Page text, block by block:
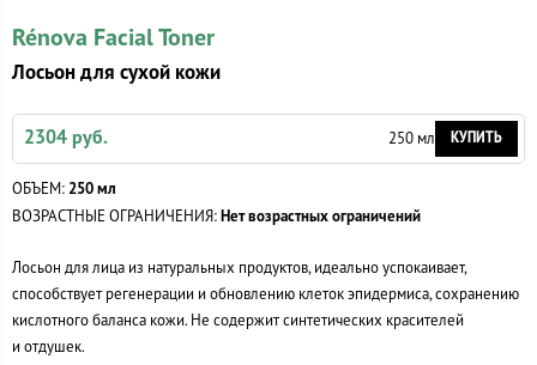
Rénova Facial Toner
Лосьон для сухой кожи
2304 руб. 250 мл КУПИТЬ
ОБЪЕМ: 250 мл
ВОЗРАСТНЫЕ ОГРАНИЧЕНИЯ: Нет возрастных ограничений
Лосьон для лица из натуральных продуктов, идеально успокаивает,
способствует регенерации и обновлению клеток эпидермиса, сохранению
кислотного баланса кожи. Не содержит синтетических красителей
и отдушек.